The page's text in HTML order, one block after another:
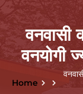
वनयोगी
Home